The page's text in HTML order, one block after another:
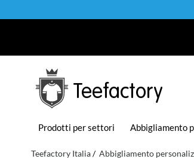
Teefactory
Prodotti per settori Abbigliamento
Teefactory Italia Abbigliamento